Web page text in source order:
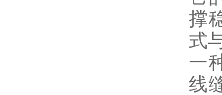
撑
式
一
线